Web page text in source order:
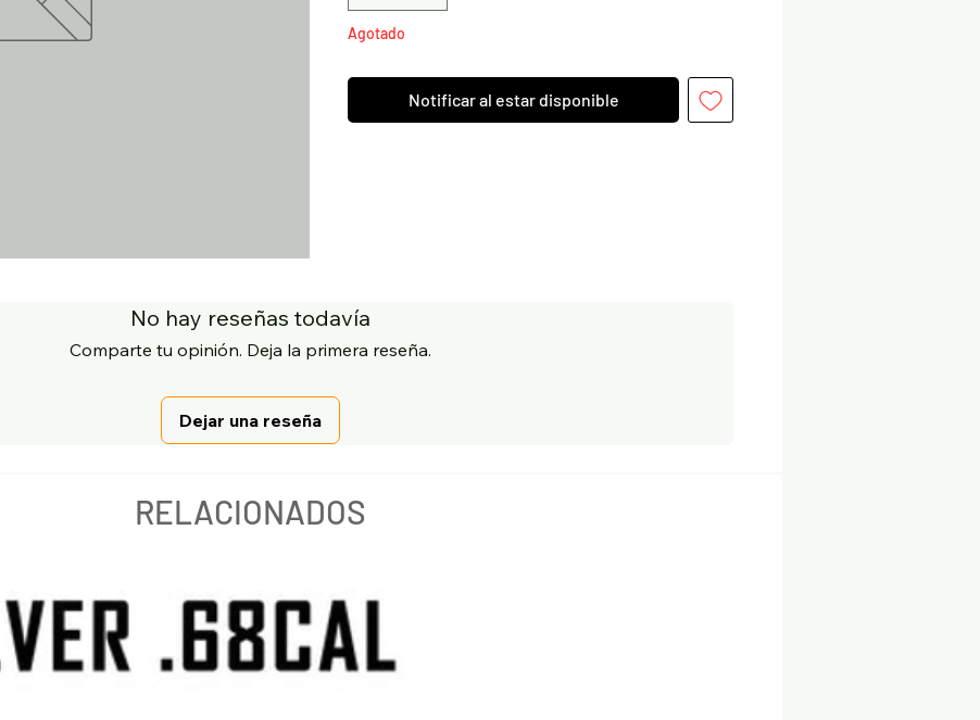
Agotado
Notificar al estar disponible
No hay reseñas todavía
Comparte tu opinión. Deja la primera reseña.
Dejar una reseña
RELACIONADOS